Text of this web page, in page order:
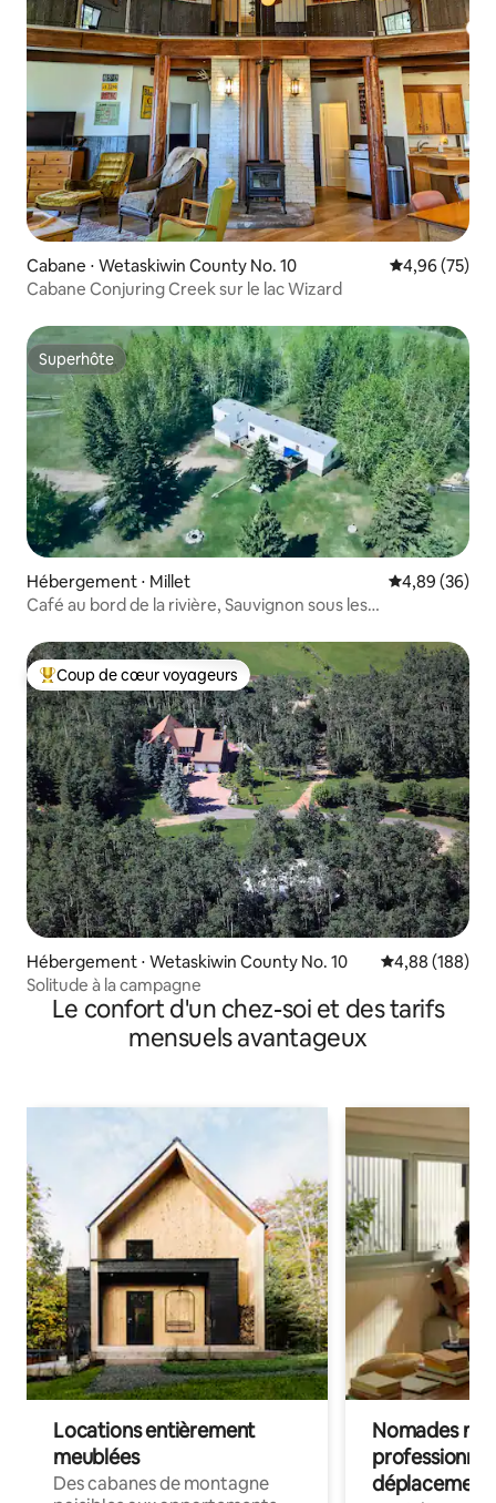
Cabane ⋅ Wetaskiwin County No. 10 Évaluation
4,96 (75)
Cabane Conjuring Creek sur le lac Wizard
Superhôte
Superhôte
Hébergement ⋅ Millet Évaluation
4,89 (36)
Café au bord de la rivière, Sauvignon sous les
Coups de cœur voyageurs les plus appréciés
Coup de cœur voyageurs
Hébergement ⋅ Wetaskiwin County No. 10 Évaluation
4,88 (188)
Solitude à la campagne
Le confort d'un chez-soi et des tarifs
mensuels avantageux
Locations entièrement
meublées
Des cabanes de montagne
Nomades
déplacement